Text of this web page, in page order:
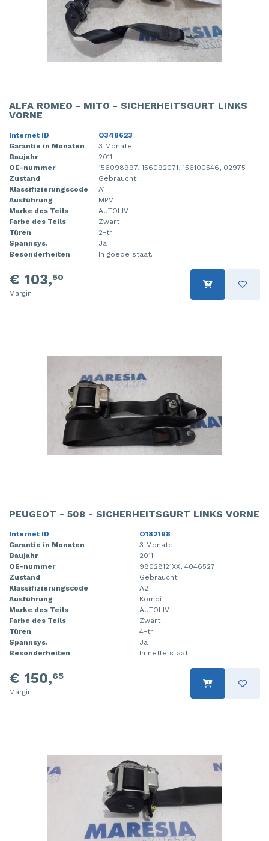
ALFA ROMEO - MITO - SICHERHEITSGURT LINKS
VORNE
Internet ID
O348623
Garantie in Monaten
3 Monate
Baujahr
2011
OE-nummer
156098997, 156092071, 156100546, 02975
Zustand
Gebraucht
Klassifizierungscode
A1
Ausführung
MPV
Marke des Teils
AUTOLIV
Farbe des Teils
Zwart
Türen
2-tr
Spannsys.
Ja
Besonderheiten
In goede staat.
€ 103,50
Margin
PEUGEOT - 508 - SICHERHEITSGURT LINKS VORNE
Internet ID
O182198
Garantie in Monaten
3 Monate
Baujahr
2011
OE-nummer
98028121XX, 4046527
Zustand
Gebraucht
Klassifizierungscode
A2
Ausführung
Kombi
Marke des Teils
AUTOLIV
Farbe des Teils
Zwart
Türen
4-tr
Spannsys.
Ja
Besonderheiten
In nette staat.
€ 150,65
Margin